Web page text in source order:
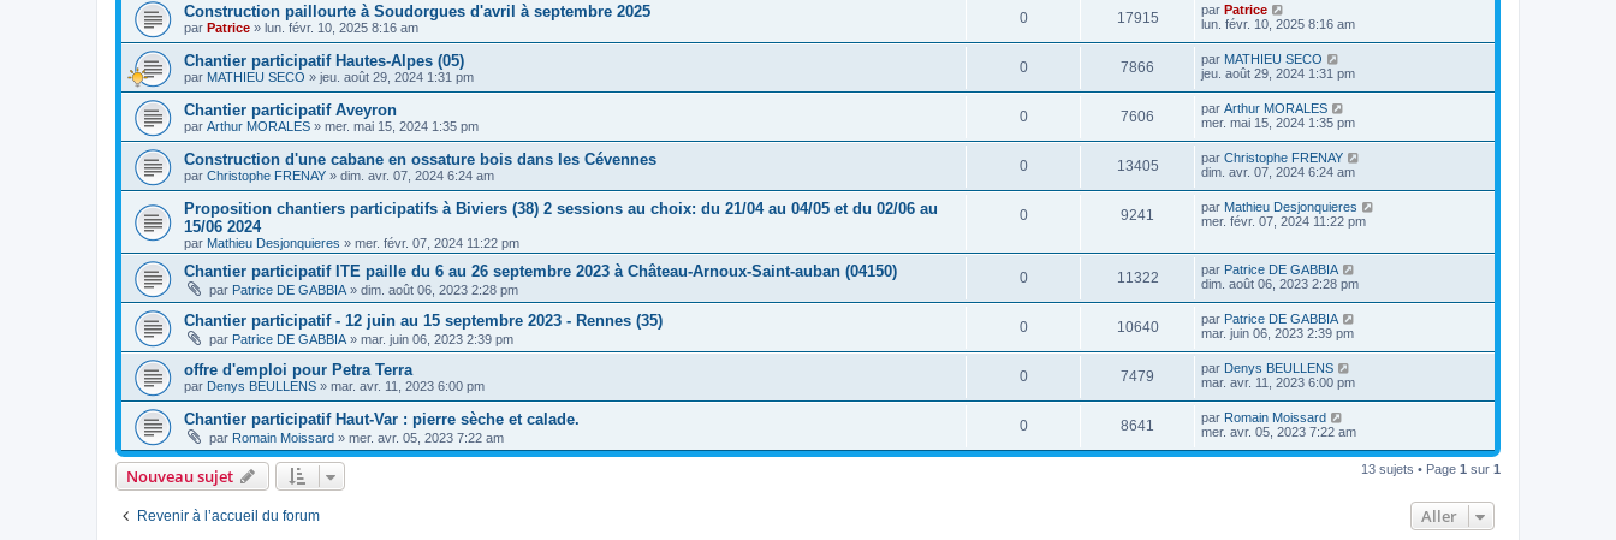
Construction paillourte à Soudorgues d'avril à septembre 2025
par Patrice » lun. févr. 10, 2025 8:16 am
0 17915 par Patrice
lun. févr. 10, 2025 8:16 am
Chantier participatif Hautes-Alpes (05)
par MATHIEU SECO » jeu. août 29, 2024 1:31 pm
0 7866 par MATHIEU SECO
jeu. août 29, 2024 1:31 pm
Chantier participatif Aveyron
par Arthur MORALES » mer. mai 15, 2024 1:35 pm
0 7606 par Arthur MORALES
mer. mai 15, 2024 1:35 pm
Construction d'une cabane en ossature bois dans les Cévennes
par Christophe FRENAY » dim. avr. 07, 2024 6:24 am
0 13405 par Christophe FRENAY
dim. avr. 07, 2024 6:24 am
Proposition chantiers participatifs à Biviers (38) 2 sessions au choix: du 21/04 au 04/05 et du 02/06 au
15/06 2024
par Mathieu Desjonquieres » mer. févr. 07, 2024 11:22 pm
0 9241 par Mathieu Desjonquieres
mer. févr. 07, 2024 11:22 pm
Chantier participatif ITE paille du 6 au 26 septembre 2023 à Château-Arnoux-Saint-auban (04150)
par Patrice DE GABBIA » dim. août 06, 2023 2:28 pm
0 11322 par Patrice DE GABBIA
dim. août 06, 2023 2:28 pm
Chantier participatif - 12 juin au 15 septembre 2023 - Rennes (35)
par Patrice DE GABBIA » mar. juin 06, 2023 2:39 pm
0 10640 par Patrice DE GABBIA
mar. juin 06, 2023 2:39 pm
offre d'emploi pour Petra Terra
par Denys BEULLENS » mar. avr. 11, 2023 6:00 pm
0 7479 par Denys BEULLENS
mar. avr. 11, 2023 6:00 pm
Chantier participatif Haut-Var : pierre sèche et calade.
par Romain Moissard » mer. avr. 05, 2023 7:22 am
0 8641 par Romain Moissard
mer. avr. 05, 2023 7:22 am
Nouveau sujet 13 sujets • Page 1 sur 1
Revenir à l’accueil du forum Aller